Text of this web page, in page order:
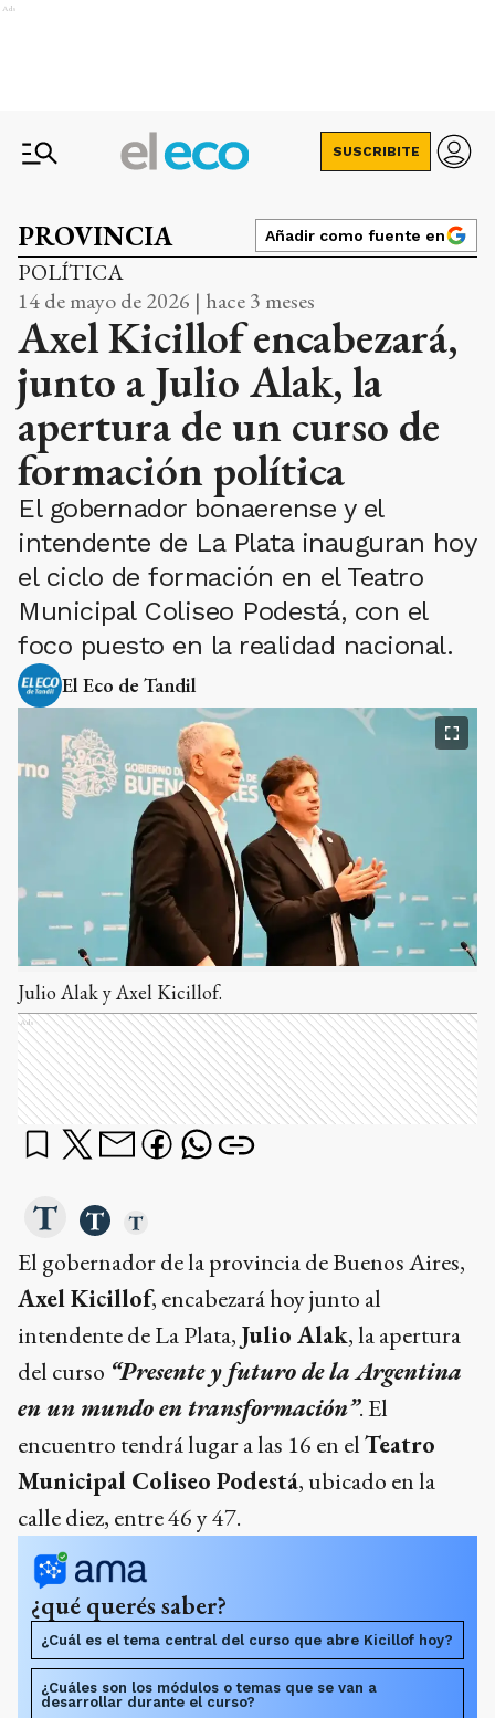
Ads
SUSCRIBITE
PROVINCIA Añadir como fuente en
POLÍTICA
14 de mayo de 2026 | hace 3 meses
Axel Kicillof encabezará,
junto a Julio Alak, la
apertura de un curso de
formación política
El gobernador bonaerense y el
intendente de La Plata inauguran hoy
el ciclo de formación en el Teatro
Municipal Coliseo Podestá, con el
foco puesto en la realidad nacional.
El Eco de Tandil
Julio Alak y Axel Kicillof.
Ads
El gobernador de la provincia de Buenos Aires,
Axel Kicillof, encabezará hoy junto al
intendente de La Plata, Julio Alak, la apertura
del curso “Presente y futuro de la Argentina
en un mundo en transformación”. El
encuentro tendrá lugar a las 16 en elTeatro
Municipal Coliseo Podestá, ubicado en la
calle diez, entre 46 y 47.
¿qué querés saber?
¿Cuál es el tema central del curso que abre Kicillof hoy?
¿Cuáles son los módulos o temas que se van a
desarrollar durante el curso?